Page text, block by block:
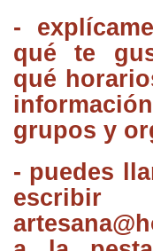
-
qué te
qué
grupos y
- puedes
escribir